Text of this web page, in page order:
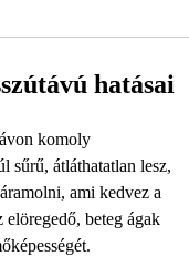
hatásai
komoly
sűrű, átláthatatlan lesz,
ami kedvez a
elöregedő, beteg ágak